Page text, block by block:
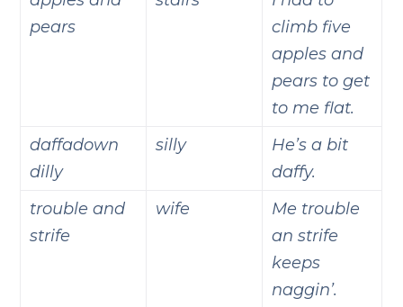
pears
climb five
apples and
pears to get
to me flat.
daffadown
dilly
silly
He’s a bit
daffy.
trouble and
strife
wife
Me trouble
an strife
keeps
naggin’.